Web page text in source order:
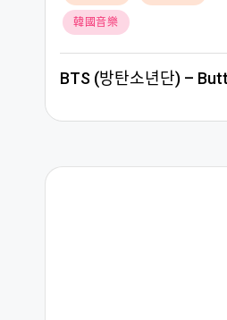
in
韓國音樂
BTS (방탄소년단) –